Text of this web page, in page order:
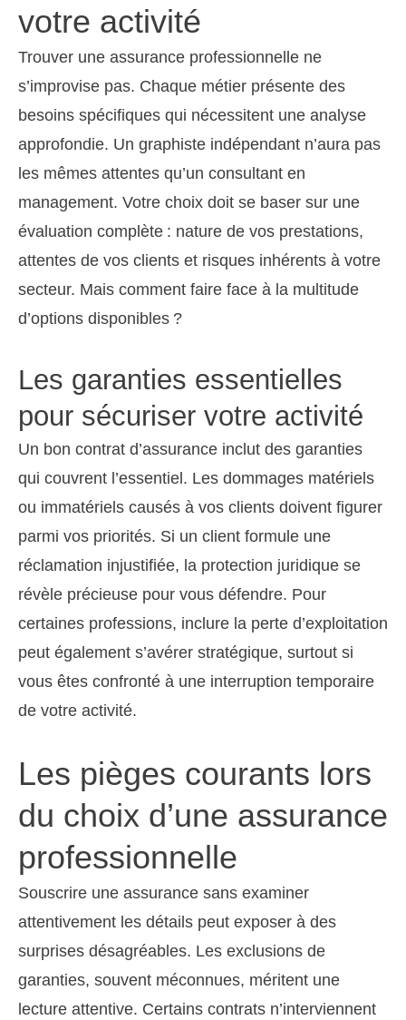
votre activité
Trouver une assurance professionnelle ne
s’improvise pas. Chaque métier présente des
besoins spécifiques qui nécessitent une analyse
approfondie. Un graphiste indépendant n’aura pas
les mêmes attentes qu’un consultant en
management. Votre choix doit se baser sur une
évaluation complète : nature de vos prestations,
attentes de vos clients et risques inhérents à votre
secteur. Mais comment faire face à la multitude
d’options disponibles ?
Les garanties essentielles
pour sécuriser votre activité
Un bon contrat d’assurance inclut des garanties
qui couvrent l’essentiel. Les dommages matériels
ou immatériels causés à vos clients doivent figurer
parmi vos priorités. Si un client formule une
réclamation injustifiée, la protection juridique se
révèle précieuse pour vous défendre. Pour
certaines professions, inclure la perte d’exploitation
peut également s’avérer stratégique, surtout si
vous êtes confronté à une interruption temporaire
de votre activité.
Les pièges courants lors
du choix d’une assurance
professionnelle
Souscrire une assurance sans examiner
attentivement les détails peut exposer à des
surprises désagréables. Les exclusions de
garanties, souvent méconnues, méritent une
lecture attentive. Certains contrats n’interviennent